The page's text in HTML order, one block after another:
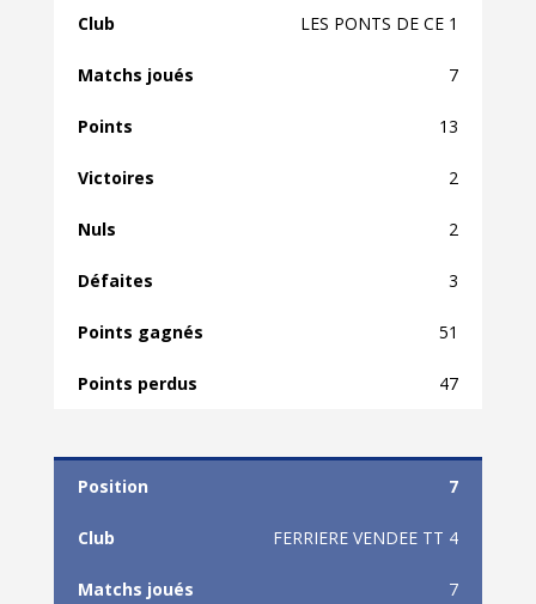
LES PONTS DE CE 1
7
13
2
2
3
51
47
7
FERRIERE VENDEE TT 4
7